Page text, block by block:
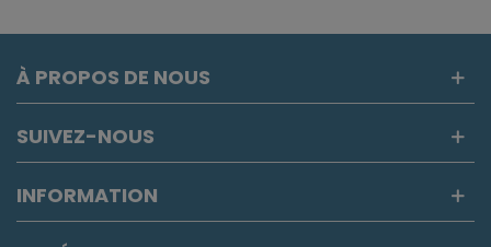
À PROPOS DE NOUS
SUIVEZ-NOUS
INFORMATION